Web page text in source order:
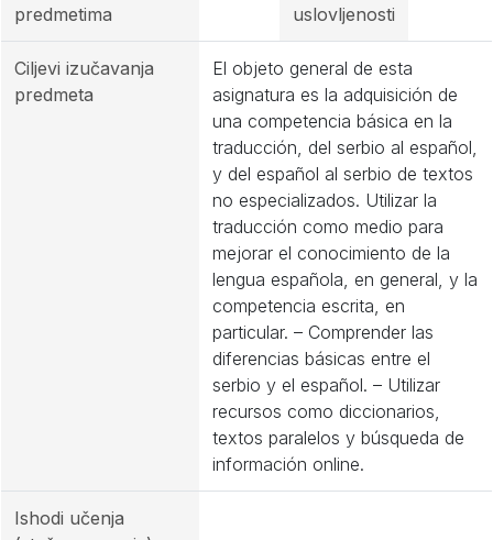
predmetima
uslovljenosti
Ciljevi izučavanja
predmeta
El objeto general de esta
asignatura es la adquisición de
una competencia básica en la
traducción, del serbio al español,
y del español al serbio de textos
no especializados. Utilizar la
traducción como medio para
mejorar el conocimiento de la
lengua española, en general, y la
competencia escrita, en
particular. – Comprender las
diferencias básicas entre el
serbio y el español. – Utilizar
recursos como diccionarios,
textos paralelos y búsqueda de
información online.
Ishodi učenja